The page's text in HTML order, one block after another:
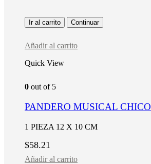
Ir al carrito Continuar
Añadir al carrito
Quick View
0 out of 5
PANDERO MUSICAL CHICO
1 PIEZA 12 X 10 CM
$58.21
Añadir al carrito